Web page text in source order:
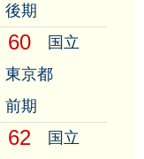
後期
60
国立
東京都
前期
62
国立